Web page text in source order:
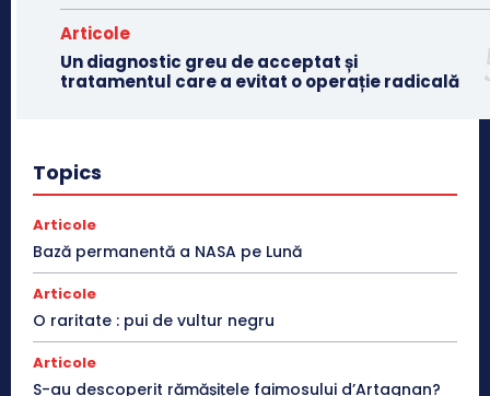
Articole
Un diagnostic greu de acceptat și
tratamentul care a evitat o operație radicală
Topics
Articole
Bază permanentă a NASA pe Lună
Articole
O raritate : pui de vultur negru
Articole
S-au descoperit rămășițele faimosului d’Artagnan?